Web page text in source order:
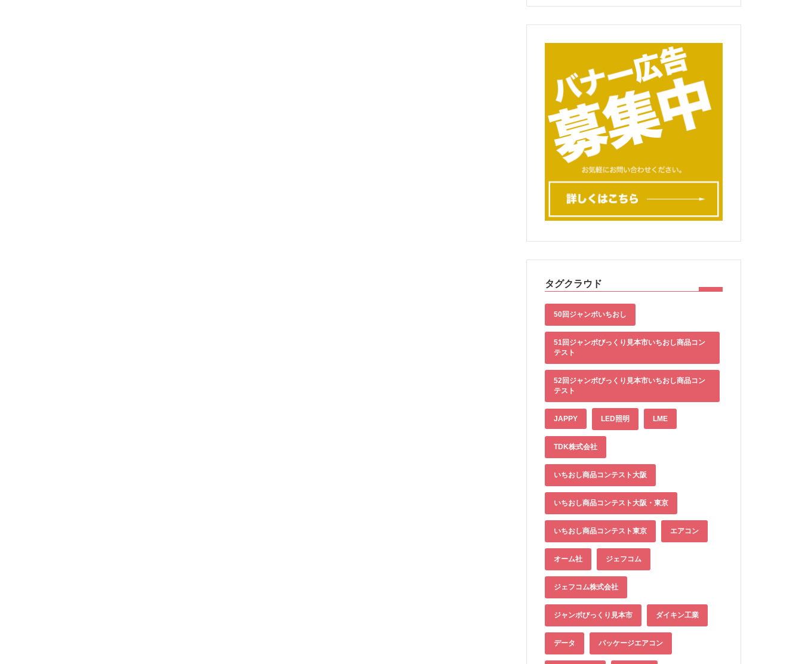
タグクラウド
50回ジャンボいちおし
51回ジャンボびっくり見本市いちおし商品コン
テスト
52回ジャンボびっくり見本市いちおし商品コン
テスト
JAPPY LED照明 LME
TDK株式会社
いちおし商品コンテスト大阪
いちおし商品コンテスト大阪・東京
いちおし商品コンテスト東京 エアコン
オーム社 ジェフコム
ジェフコム株式会社
ジャンボびっくり見本市 ダイキン工業
データ パッケージエアコン